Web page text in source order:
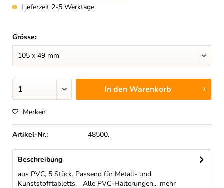
Lieferzeit 2-5 Werktage
Grösse:
In denWarenkorb
Merken
Artikel-Nr.: 48500.
Beschreibung
aus PVC, 5 Stück. Passend für Metall- und
Kunststofftabletts. Alle PVC-Halterungen... mehr